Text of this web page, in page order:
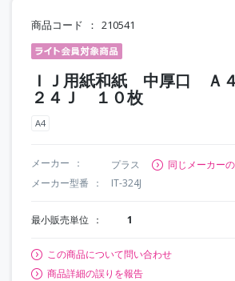
商品コード 210541
ＩＪ用紙和紙 中厚口 Ａ
２４Ｊ １０枚
A4
メーカー プラス
同じメーカー
メーカー型番
IT-324J
最小販売単位 1
この商品について問い合わせ
商品詳細の誤りを報告